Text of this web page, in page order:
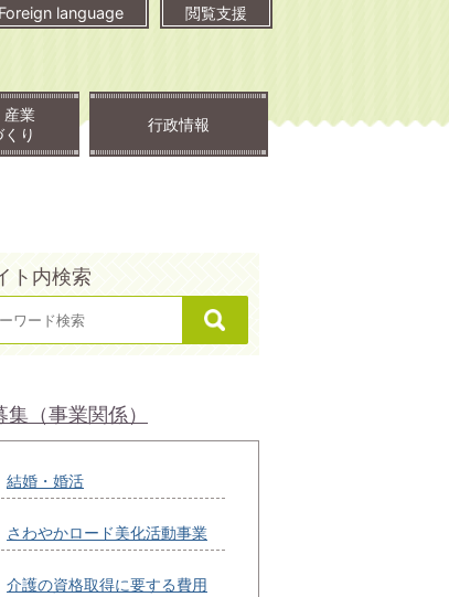
Foreign language 閲覧支援
産業
くり
行政情報
ト内検索
集（事業関係）
結婚・婚活
さわやかロード美化活動事業
介護の資格取得に要する費用